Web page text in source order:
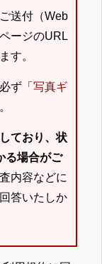
送付（Web
ージのURL
す。
ず「 写真ギ
ており、状
る場合がご
内容などに
答いたしか